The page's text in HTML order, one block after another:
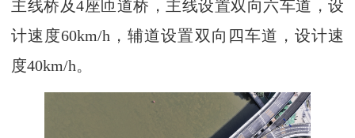
主线桥及4座匝道桥，主线设置双向六车道，设
计速度60km/h，辅道设置双向四车道，设计速
度40km/h。